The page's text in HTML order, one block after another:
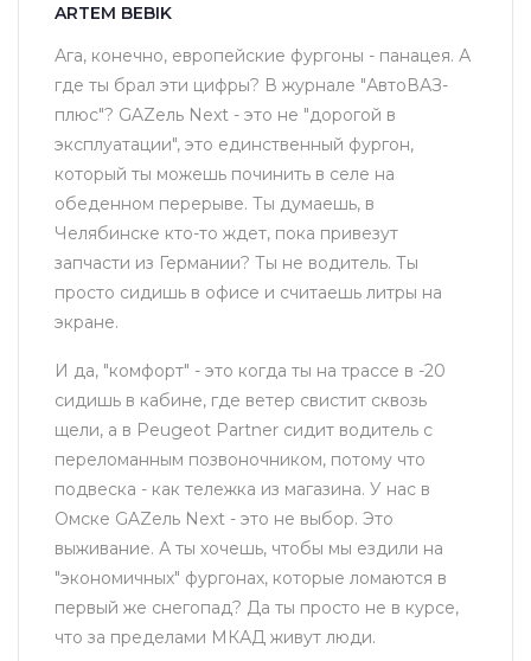
ARTEM BEBIK
Ага, конечно, европейские фургоны - панацея. А
где ты брал эти цифры? В журнале "АвтоВАЗ-
плюс"? GAZель Next - это не "дорогой в
эксплуатации", это единственный фургон,
который ты можешь починить в селе на
обеденном перерыве. Ты думаешь, в
Челябинске кто-то ждет, пока привезут
запчасти из Германии? Ты не водитель. Ты
просто сидишь в офисе и считаешь литры на
экране.
И да, "комфорт" - это когда ты на трассе в -20
сидишь в кабине, где ветер свистит сквозь
щели, а в Peugeot Partner сидит водитель с
переломанным позвоночником, потому что
подвеска - как тележка из магазина. У нас в
Омске GAZель Next - это не выбор. Это
выживание. А ты хочешь, чтобы мы ездили на
"экономичных" фургонах, которые ломаются в
первый же снегопад? Да ты просто не в курсе,
что за пределами МКАД живут люди.